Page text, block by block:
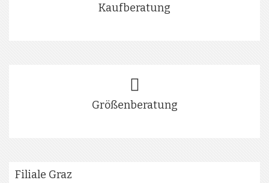
Kaufberatung
Größenberatung
Filiale Graz